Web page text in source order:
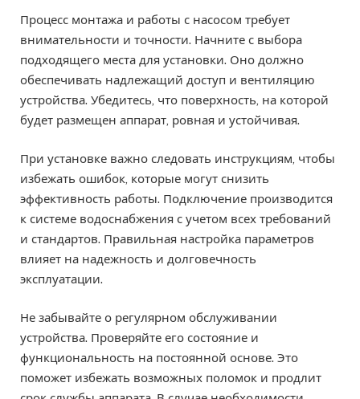
Процесс монтажа и работы с насосом требует
внимательности и точности. Начните с выбора
подходящего места для установки. Оно должно
обеспечивать надлежащий доступ и вентиляцию
устройства. Убедитесь, что поверхность, на которой
будет размещен аппарат, ровная и устойчивая.
При установке важно следовать инструкциям, чтобы
избежать ошибок, которые могут снизить
эффективность работы. Подключение производится
к системе водоснабжения с учетом всех требований
и стандартов. Правильная настройка параметров
влияет на надежность и долговечность
эксплуатации.
Не забывайте о регулярном обслуживании
устройства. Проверяйте его состояние и
функциональность на постоянной основе. Это
поможет избежать возможных поломок и продлит